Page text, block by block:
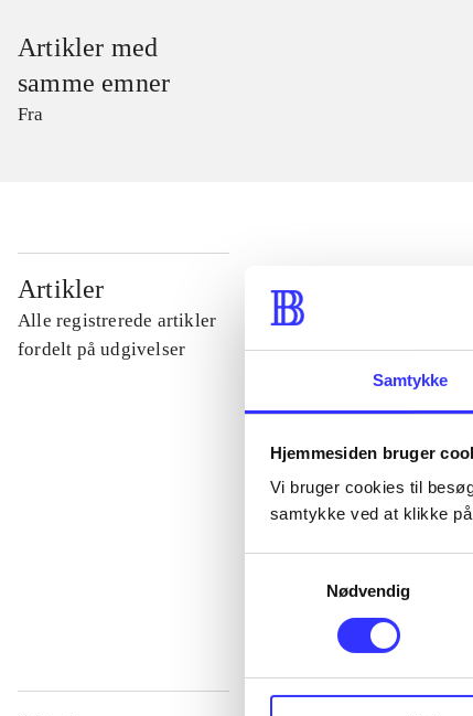
Samtykke
Hjemmesiden bruger
Vi bruger cookies til
samtykke ved at klikke
Nødvendig
Artikler med
samme emner
Fra
Artikler
Alle registrerede artikler
fordelt på udgivelser
...
...